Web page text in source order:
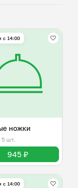
с 14:00
ножки
5 шт.
945 ₽
с 14:00